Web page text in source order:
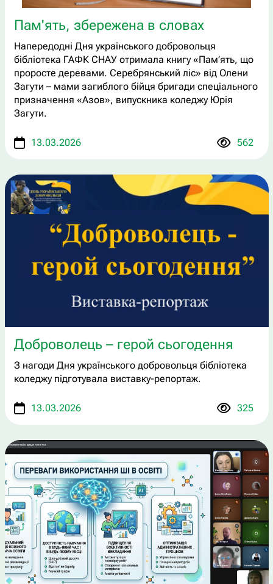
Пам'ять, збережена в словах
Напередодні Дня українського добровольця
бібліотека ГАФК СНАУ отримала книгу «Пам’ять, що
проросте деревами. Серебрянський ліс» від Олени
Загути – мами загиблого бійця бригади спеціального
призначення «Азов», випускника коледжу Юрія
Загути.
13.03.2026 562
Доброволець – герой сьогодення
З нагоди Дня українського добровольця бібліотека
коледжу підготувала виставку-репортаж.
13.03.2026 325